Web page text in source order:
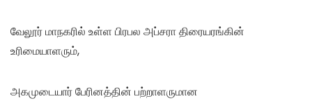
வேலூர் மாநகரில் உள்ள பிரபல அப்சரா திரையரங்கின்
உரிமையாளரும்,
அகமுடையார் பேரினத்தின் பற்றாளருமான